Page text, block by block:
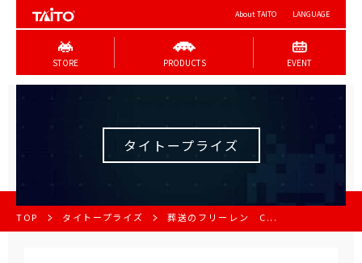
About TAITO LANGUAGE
STORE PRODUCTS EVENT
タイトープライズ
TOP タイトープライズ 葬送のフリーレン C...